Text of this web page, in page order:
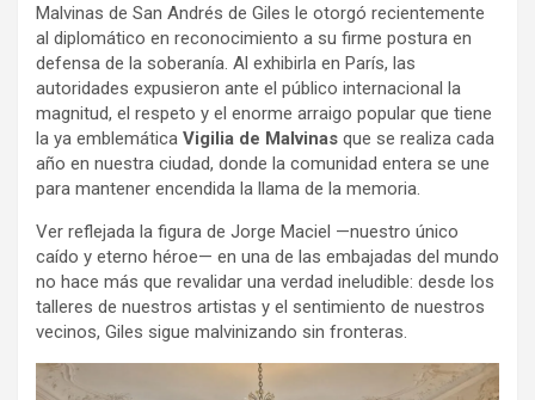
Malvinas de San Andrés de Giles le otorgó recientemente
al diplomático en reconocimiento a su firme postura en
defensa de la soberanía. Al exhibirla en París, las
autoridades expusieron ante el público internacional la
magnitud, el respeto y el enorme arraigo popular que tiene
la ya emblemática Vigilia de Malvinas que se realiza cada
año en nuestra ciudad, donde la comunidad entera se une
para mantener encendida la llama de la memoria.
Ver reflejada la figura de Jorge Maciel —nuestro único
caído y eterno héroe— en una de las embajadas del mundo
no hace más que revalidar una verdad ineludible: desde los
talleres de nuestros artistas y el sentimiento de nuestros
vecinos, Giles sigue malvinizando sin fronteras.